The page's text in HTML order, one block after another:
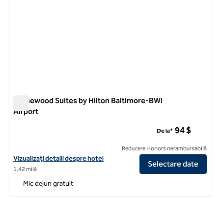
Homewood Suites by Hilton Baltimore-BWI
Airport
Vizualizați detaliile hotelului pentru Homewood Suites by Hilton
Vizualizați detalii despre hotel
1,42 milă
De la* 94 $
Reducere Honors nerambursabilă
Selectare date
Mic dejun gratuit